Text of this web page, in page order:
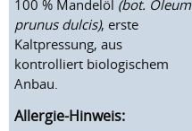
100 % Mandelöl (bot. Oleum
prunus dulcis), erste
Kaltpressung, aus
kontrolliert biologischem
Anbau.
Allergie-Hinweis: